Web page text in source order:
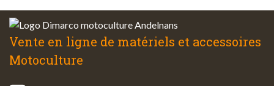
Vente en ligne de matériels et accessoires
Motoculture